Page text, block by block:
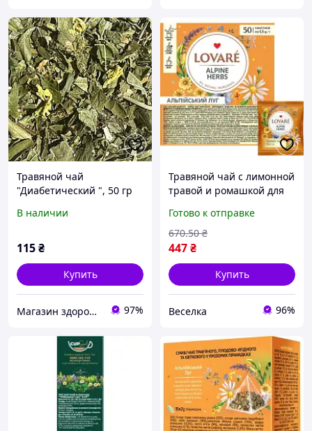
Травяной чай
"Диабетический ", 50 гр
В наличии
115₴
Купить
Магазин здорового питания Pihta ТМ"Старовер" 97%
Травяной чай с лимонной
травой и ромашкой для
расслабления 20
пакетиков FLAME
Готово к отправке
447₴
670.50 ₴
Купить
Веселка 96%